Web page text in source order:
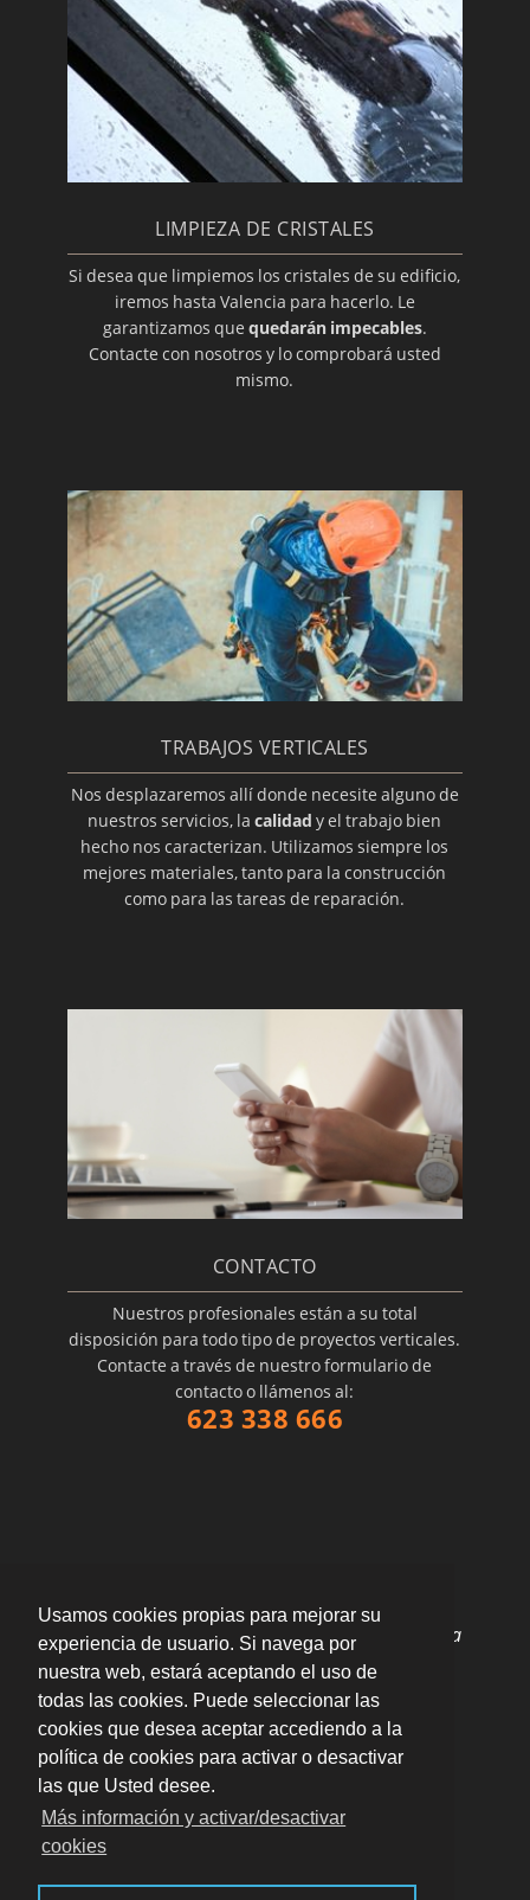
Usamos cookies propias para mejorar su
experiencia de usuario. Si navega por
nuestra web, estará aceptando el uso de
todas las cookies. Puede seleccionar las
cookies que desea aceptar accediendo a la
política de cookies para activar o desactivar
las que Usted desee.
Más información y activar/desactivar
cookies
LIMPIEZA DE CRISTALES
Si desea que limpiemos los cristales de su edificio,
iremos hasta Valencia para hacerlo. Le
garantizamos que quedarán impecables.
Contacte con nosotros y lo comprobará usted
mismo.
TRABAJOS VERTICALES
Nos desplazaremos allí donde necesite alguno de
nuestros servicios, lacalidad y el trabajo bien
hecho nos caracterizan. Utilizamos siempre los
mejores materiales, tanto para la construcción
como para las tareas de reparación.
CONTACTO
Nuestros profesionales están a su total
disposición para todo tipo de proyectos verticales.
Contacte a través de nuestro formulario de
contacto o llámenos al:
623 338 666
"Excelentes profesionales. Repararon enseguida
la grieta de toda la vivienda."
por
valoración10/ 10
Enviar opinión
Avda. Primado Reig, nº 118 Entlo B 46010